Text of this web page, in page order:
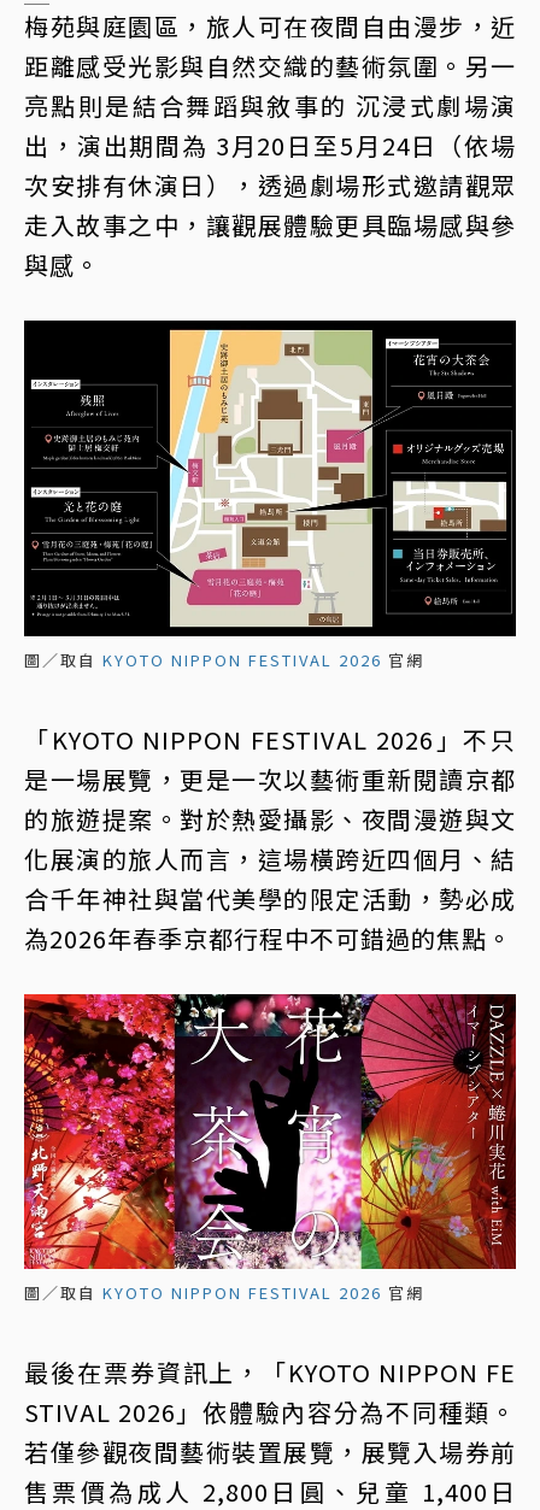
梅苑與庭園區，旅人可在夜間自由漫步，近
距離感受光影與自然交織的藝術氛圍。另一
亮點則是結合舞蹈與敘事的 沉浸式劇場演
出，演出期間為 3月20日至5月24日（依場
次安排有休演日），透過劇場形式邀請觀眾
走入故事之中，讓觀展體驗更具臨場感與參
與感。
圖／取自 KYOTO NIPPON FESTIVAL 2026 官網
「KYOTO NIPPON FESTIVAL 2026」不只
是一場展覽，更是一次以藝術重新閱讀京都
的旅遊提案。對於熱愛攝影、夜間漫遊與文
化展演的旅人而言，這場橫跨近四個月、結
合千年神社與當代美學的限定活動，勢必成
為2026年春季京都行程中不可錯過的焦點。
圖／取自 KYOTO NIPPON FESTIVAL 2026 官網
最後在票券資訊上，「KYOTO NIPPON FE
STIVAL 2026」依體驗內容分為不同種類。
若僅參觀夜間藝術裝置展覽，展覽入場券前
售票價為成人 2,800日圓、兒童 1,400日